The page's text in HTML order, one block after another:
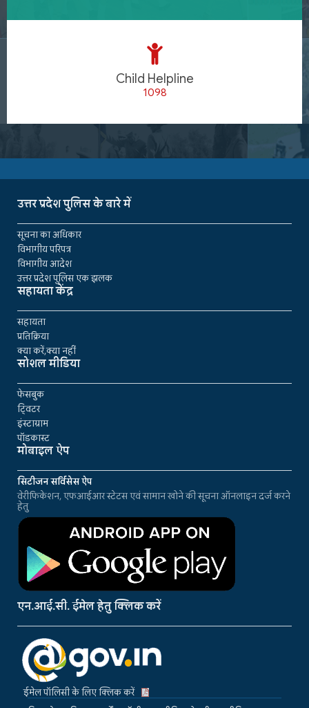
Child Helpline
1098
उत्तर प्रदेश पुलिस के बारे में
सूचना का अधिकार
विभागीय परिपत्र
विभागीय आदेश
उत्तर प्रदेश पुलिस एक झलक
सहायता केंद्र
सहायता
प्रतिक्रिया
क्या करें,क्या नहीं
सोशल मीडिया
फेसबुक
ट्विटर
इंस्टाग्राम
पॉडकास्ट
मोबाइल ऐप
सिटीजन सर्विसेस ऐप
वेरीफिकेशन, एफआईआर स्टेटस एवं सामान खोने की सूचना ऑनलाइन दर्ज करने
हेतु
एन.आई.सी. ईमेल हेतु क्लिक करें
ईमेल पॉलिसी के लिए क्लिक करें